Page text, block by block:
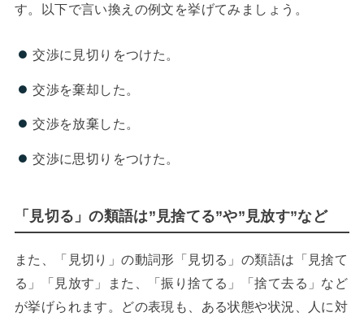
す。以下で言い換えの例文を挙げてみましょう。
交渉に見切りをつけた。
交渉を棄却した。
交渉を放棄した。
交渉に思切りをつけた。
「見切る」の類語は”見捨てる”や”見放す”など
また、「見切り」の動詞形「見切る」の類語は「見捨て
る」「見放す」また、「振り捨てる」「捨て去る」など
が挙げられます。どの表現も、ある状態や状況、人に対